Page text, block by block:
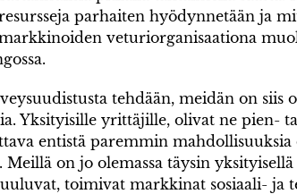
parhaiten hyödynnetään ja
veturiorganisaationa
tehdään, meidän on siis
Yksityisille yrittäjille, olivat ne pien-
entistä paremmin mahdollisuuksia
Meillä on jo olemassa täysin
toimivat markkinat sosiaali- ja